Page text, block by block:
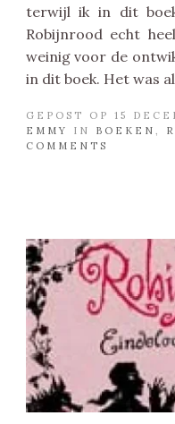
terwijl ik in dit
Robijnrood echt
weinig voor de
in dit boek. Het was
GEPOST OP 15
EMMY
IN BOEKEN ,
COMMENTS